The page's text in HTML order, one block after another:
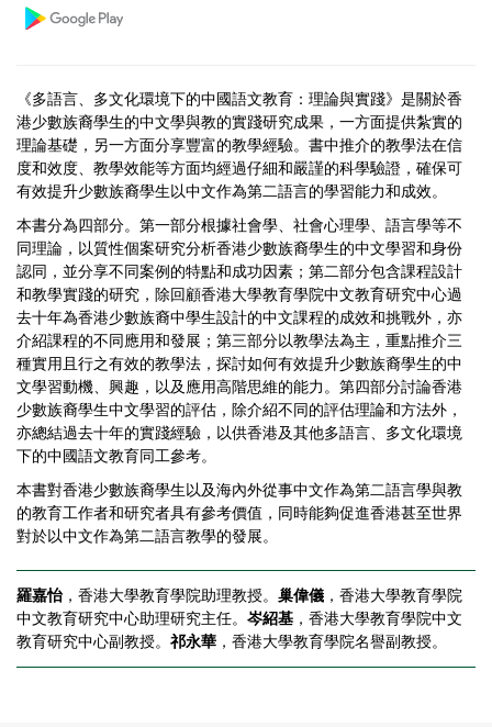
《多語言、多文化環境下的中國語文教育：理論與實踐》是關於香
港少數族裔學生的中文學與教的實踐研究成果，一方面提供紮實的
理論基礎，另一方面分享豐富的教學經驗。書中推介的教學法在信
度和效度、教學效能等方面均經過仔細和嚴謹的科學驗證，確保可
有效提升少數族裔學生以中文作為第二語言的學習能力和成效。
本書分為四部分。第一部分根據社會學、社會心理學、語言學等不
同理論，以質性個案研究分析香港少數族裔學生的中文學習和身份
認同，並分享不同案例的特點和成功因素；第二部分包含課程設計
和教學實踐的研究，除回顧香港大學教育學院中文教育研究中心過
去十年為香港少數族裔中學生設計的中文課程的成效和挑戰外，亦
介紹課程的不同應用和發展；第三部分以教學法為主，重點推介三
種實用且行之有效的教學法，探討如何有效提升少數族裔學生的中
文學習動機、興趣，以及應用高階思維的能力。第四部分討論香港
少數族裔學生中文學習的評估，除介紹不同的評估理論和方法外，
亦總結過去十年的實踐經驗，以供香港及其他多語言、多文化環境
下的中國語文教育同工參考。
本書對香港少數族裔學生以及海內外從事中文作為第二語言學與教
的教育工作者和研究者具有參考價值，同時能夠促進香港甚至世界
對於以中文作為第二語言教學的發展。
羅嘉怡 ，香港大學教育學院助理教授。 巢偉儀 ，香港大學教育學院
中文教育研究中心助理研究主任。 岑紹基 ，香港大學教育學院中文
教育研究中心副教授。 祁永華 ，香港大學教育學院名譽副教授。